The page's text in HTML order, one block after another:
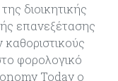
διοικητικής
επανεξέτασης
φορολογικό
Today ο